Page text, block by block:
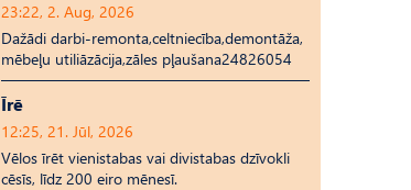
23:22, 2. Aug, 2026
Dažādi darbi-remonta,celtniecība,demontāža,
mēbeļu utiliāzācija,zāles pļaušana24826054
Īrē
12:25, 21. Jūl, 2026
Vēlos īrēt vienistabas vai divistabas dzīvokli
cēsīs, līdz 200 eiro mēnesī.